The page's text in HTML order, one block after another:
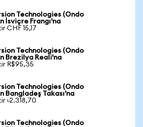
Technologies (Ondo
İsviçre Frangı'na
CHF 15,17
Technologies (Ondo
Brezilya Reali'na
R$95,35
Technologies (Ondo
Bangladeş Takası'na
৳2.318,70
Technologies (Ondo